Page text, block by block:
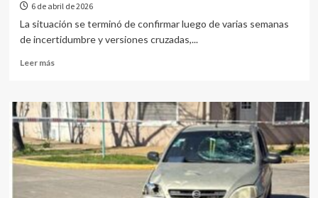
6 de abril de 2026
La situación se terminó de confirmar luego de varias semanas
de incertidumbre y versiones cruzadas,...
Leer más